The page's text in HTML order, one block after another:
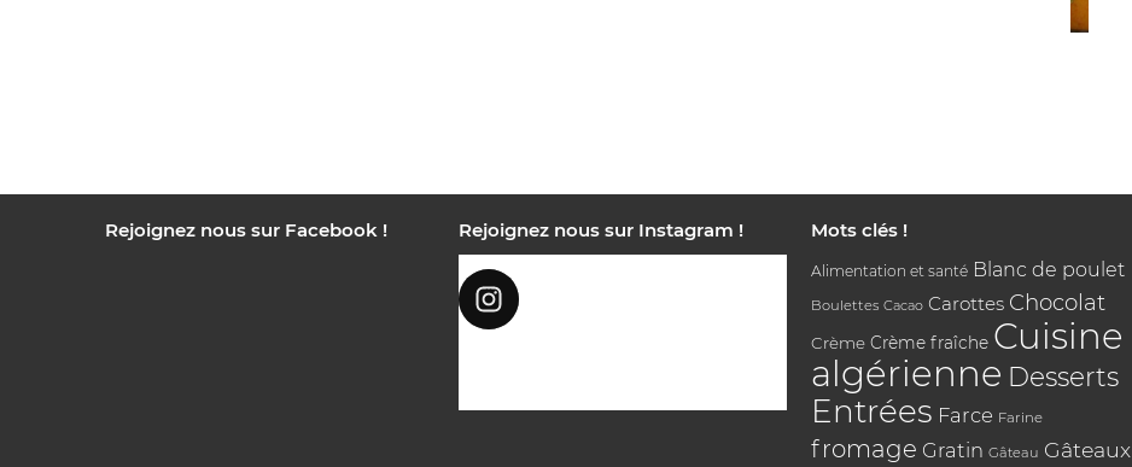
Rejoignez nous sur Facebook ! Rejoignez nous sur Instagram ! Mots clés !
Alimentation et santé Blanc de poulet
Boulettes Cacao Carottes Chocolat
Crème Crème fraîche Cuisine
algérienne Desserts
Entrées Farce Farine
fromage Gratin Gâteau Gâteaux